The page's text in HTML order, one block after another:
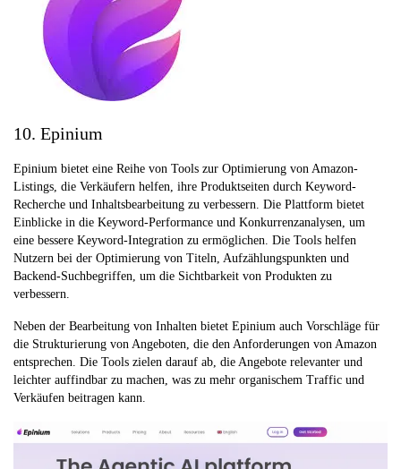
10. Epinium
Epinium bietet eine Reihe von Tools zur Optimierung von Amazon-
Listings, die Verkäufern helfen, ihre Produktseiten durch Keyword-
Recherche und Inhaltsbearbeitung zu verbessern. Die Plattform bietet
Einblicke in die Keyword-Performance und Konkurrenzanalysen, um
eine bessere Keyword-Integration zu ermöglichen. Die Tools helfen
Nutzern bei der Optimierung von Titeln, Aufzählungspunkten und
Backend-Suchbegriffen, um die Sichtbarkeit von Produkten zu
verbessern.
Neben der Bearbeitung von Inhalten bietet Epinium auch Vorschläge für
die Strukturierung von Angeboten, die den Anforderungen von Amazon
entsprechen. Die Tools zielen darauf ab, die Angebote relevanter und
leichter auffindbar zu machen, was zu mehr organischem Traffic und
Verkäufen beitragen kann.